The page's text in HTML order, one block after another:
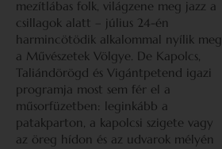
mezítlábas folk, világzene meg jazz a
csillagok alatt – július 24-én
harmincötödik alkalommal nyílik meg
a Művészetek Völgye. De Kapolcs,
Taliándörögd és Vigántpetend igazi
programja most sem fér el a
műsorfüzetben: leginkább a
patakparton, a kapolcsi szigete vagy
az öreg hídon és az udvarok mélyén